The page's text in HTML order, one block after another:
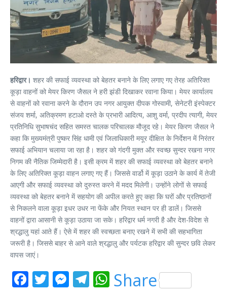
हरिद्वार। शहर की सफाई व्यवस्था को बेहतर बनाने के लिए लगाए गए तेरह अतिरिक्त
कूड़ा वाहनों को मेयर किरण जैसल ने हरी झंडी दिखाकर रवाना किया। मेयर कार्यालय
से वाहनों को रवाना करने के दौरान उप नगर आयुक्त दीपक गोस्वामी, सेनेटरी इंस्पेक्टर
संजय शर्मा, अतिक्रमण हटाओ दस्ते के प्रभारी आदित्य, आशु वर्मा, प्रदीप त्यागी, मेयर
प्रतिनिधि सुभाषचंद सहित समस्त चालक परिचालक मौजूद रहे। मेयर किरण जैसल ने
कहा कि मुख्यमंत्री पुष्कर सिंह धामी एवं जिलाधिकारी मयूर दीक्षित के निर्देशन में निरंतर
सफाई अभियान चलाया जा रहा है। शहर को गंदगी मुक्त और स्वच्छ सुन्दर रखना नगर
निगम की नैतिक जिम्मेदारी है। इसी क्रम में शहर की सफाई व्यवस्था को बेहतर बनाने
के लिए अतिरिक्त कूड़ा वाहन लगाए गए हैं। जिससे वार्डो में कूड़ा उठाने के कार्य में तेजी
आएगी और सफाई व्यवस्था को दुरुस्त करने में मदद मिलेगी। उन्होंने लोगों से सफाई
व्यवस्था को बेहतर बनाने में सहयोग की अपील करते हुए कहा कि घरों और प्रतिष्ठानों
से निकलने वाला कूड़ा इधर उधर ना फेंके और नियत स्थान पर ही डालें। जिससे
वाहनों द्वारा आसानी से कूड़ा उठाया जा सके। हरिद्वार धर्म नगरी है और देश-विदेश से
श्रद्धालु यहां आते हैं। ऐसे में शहर की स्वच्छता बनाए रखने में सभी की सहभागिता
जरूरी है। जिससे बाहर से आने वाले श्रद्धालु और पर्यटक हरिद्वार की सुन्दर छवि लेकर
वापस जाएं।
Facebook
Twitter
Messenger
Telegram
WhatsApp
Share